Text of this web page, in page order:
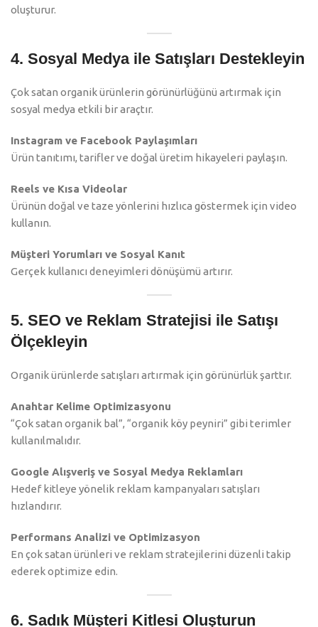
oluşturur.
4. Sosyal Medya ile Satışları Destekleyin
Çok satan organik ürünlerin görünürlüğünü artırmak için
sosyal medya etkili bir araçtır.
Instagram ve Facebook Paylaşımları
Ürün tanıtımı, tarifler ve doğal üretim hikayeleri paylaşın.
Reels ve Kısa Videolar
Ürünün doğal ve taze yönlerini hızlıca göstermek için video
kullanın.
Müşteri Yorumları ve Sosyal Kanıt
Gerçek kullanıcı deneyimleri dönüşümü artırır.
5. SEO ve Reklam Stratejisi ile Satışı
Ölçekleyin
Organik ürünlerde satışları artırmak için görünürlük şarttır.
Anahtar Kelime Optimizasyonu
“Çok satan organik bal”, “organik köy peyniri” gibi terimler
kullanılmalıdır.
Google Alışveriş ve Sosyal Medya Reklamları
Hedef kitleye yönelik reklam kampanyaları satışları
hızlandırır.
Performans Analizi ve Optimizasyon
En çok satan ürünleri ve reklam stratejilerini düzenli takip
ederek optimize edin.
6. Sadık Müşteri Kitlesi Oluşturun